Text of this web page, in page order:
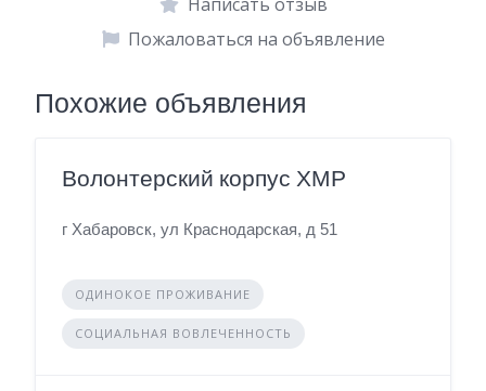
Пожаловаться на объявление
Похожие объявления
Волонтерский корпус ХМР
г Хабаровск, ул Краснодарская, д 51
ОДИНОКОЕ ПРОЖИВАНИЕ
СОЦИАЛЬНАЯ ВОВЛЕЧЕННОСТЬ